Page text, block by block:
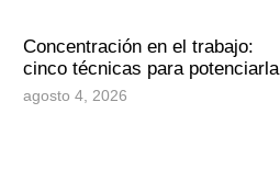
Concentración en el trabajo:
cinco técnicas para potenciarla
agosto 4, 2026